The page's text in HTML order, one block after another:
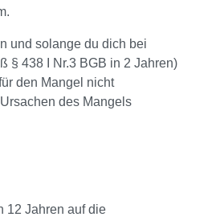
und solange du dich bei
§ 438 I Nr.3 BGB in 2 Jahren)
den Mangel nicht
des Mangels
12 Jahren auf die